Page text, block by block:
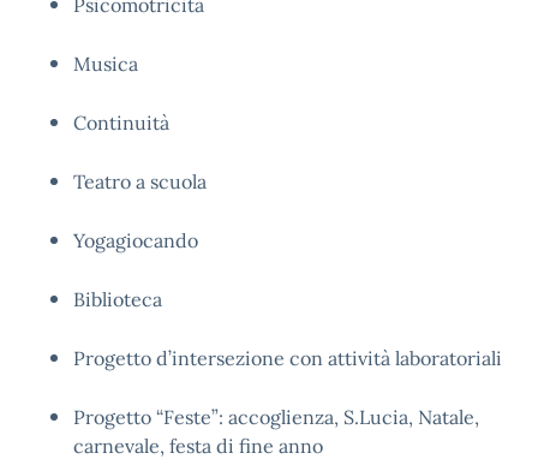
Psicomotricità
Musica
Continuità
Teatro a scuola
Yogagiocando
Biblioteca
Progetto d’intersezione con attività laboratoriali
Progetto “Feste”: accoglienza, S.Lucia, Natale,
carnevale, festa di fine anno